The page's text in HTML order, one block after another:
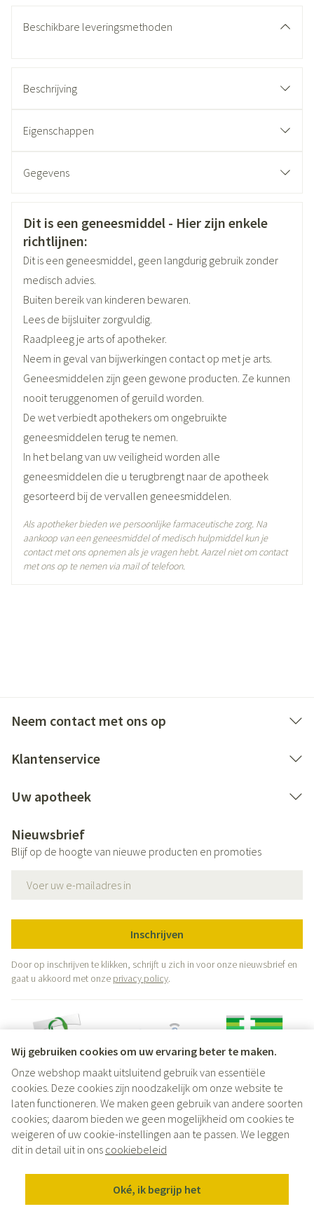
Wij gebruiken cookies om uw ervaring beter te maken.
Onze webshop maakt uitsluitend gebruik van essentiële
cookies. Deze cookies zijn noodzakelijk om onze website te
laten functioneren. We maken geen gebruik van andere soorten
cookies; daarom bieden we geen mogelijkheid om cookies te
weigeren of uw cookie-instellingen aan te passen. We leggen
dit in detail uit in ons cookiebeleid
Oké, ik begrijp het
Beschikbare leveringsmethoden
Beschrijving
Eigenschappen
Gegevens
Organisaties
Merken
Breedte 229 mm
Lengte 269 mm
Diepte 58 mm
Hoeveelheid
Verpakking
5
Actieve
Ingrediënten
geen actieve ingrediënten
Behoud Kamertemperatuur (15°C - 25°C)
Veiligheidsinformatie
Dit is een geneesmiddel - Hier zijn enkele
richtlijnen:
Dit is een geneesmiddel, geen langdurig gebruik zonder
medisch advies.
Buiten bereik van kinderen bewaren.
Lees de bijsluiter zorgvuldig.
Raadpleeg je arts of apotheker.
Neem in geval van bijwerkingen contact op met je arts.
Geneesmiddelen zijn geen gewone producten. Ze kunnen
nooit teruggenomen of geruild worden.
De wet verbiedt apothekers om ongebruikte
geneesmiddelen terug te nemen.
In het belang van uw veiligheid worden alle
geneesmiddelen die u terugbrengt naar de apotheek
gesorteerd bij de vervallen geneesmiddelen.
Als apotheker bieden we persoonlijke farmaceutische zorg. Na
aankoop van een geneesmiddel of medisch hulpmiddel kun je
contact met ons opnemen als je vragen hebt. Aarzel niet om contact
met ons op te nemen via mail of telefoon.
Neem contact met ons op
Klantenservice
Uw apotheek
Nieuwsbrief
Blijf op de hoogte van nieuwe producten en promoties
Inschrijven
Door op inschrijven te klikken, schrijft u zich in voor onze nieuwsbrief en
gaat u akkoord met onze privacy policy.
Juridische links